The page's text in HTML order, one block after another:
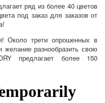
ряд из более 40 цветов
под заказ для заказов от
Около трети опрошенных в
разнообразить свою
предлагает более 150